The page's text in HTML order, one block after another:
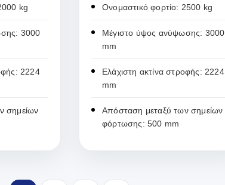
kg
3000
2224
σημείων
Ονομαστικό φορτίο: 2500 kg
Μέγιστο ύψος ανύψωσης: 3000
mm
Ελάχιστη ακτίνα στροφής: 2224
mm
Απόσταση μεταξύ των σημείων
φόρτωσης: 500 mm